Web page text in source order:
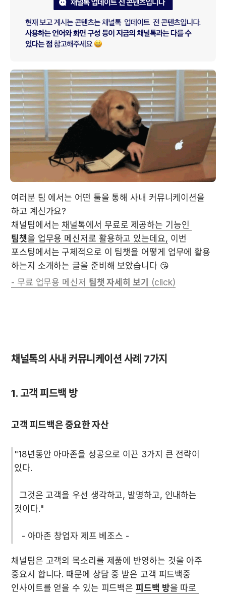
여러분 팀 에서는 어떤 툴을 통해 사내 커뮤니케이션을
하고 계신가요?
채널팀에서는
팀챗을 업무용 메신저로 활용하고 있는데요, 이번
포스팅에서는 구체적으로 이 팀챗을 어떻게 업무에 활용
- 무료 업무용 메신저 팀챗 자세히 보기 (click)
채널톡의 사내 커뮤니케이션 사례 7가지
1. 고객 피드백 방
고객 피드백은 중요한 자산
"18년동안 아마존을 성공으로 이끈 3가지 큰 전략이
   - 아마존 창업자 제프 베조스 -
채널팀은 고객의 목소리를 제품에 반영하는 것을 아주
중요시 합니다. 때문에 상담 중 받은 고객 피드백중
인사이트를 얻을 수 있는 피드백은 피드백 방을 따로